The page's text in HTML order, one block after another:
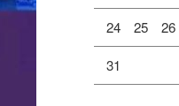
24 25 26
31